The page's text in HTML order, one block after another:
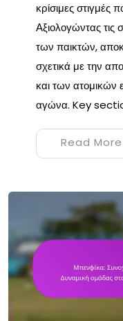
κρίσιμες
Αξιολογώντας τις
των παικτών,
σχετικά με την
και των ατομικών
αγώνα. Key
Read More